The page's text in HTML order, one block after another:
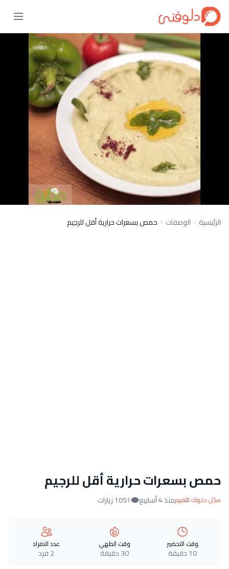
الرئيسية الوصفات حمص بسعرات حرارية أقل للرجيم
حمص بسعرات حرارية أقل للرجيم
سجّل دخولك للتقييممنذ 4 أسابيع 1051 زيارات
وقت التحضير
10 دقيقة
وقت الطهي
30 دقيقة
عدد الافراد
2 فرد